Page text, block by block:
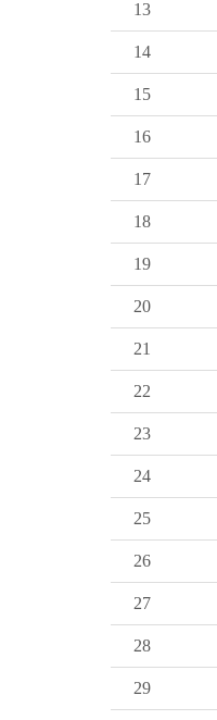
13
14
15
16
17
18
19
20
21
22
23
24
25
26
27
28
29